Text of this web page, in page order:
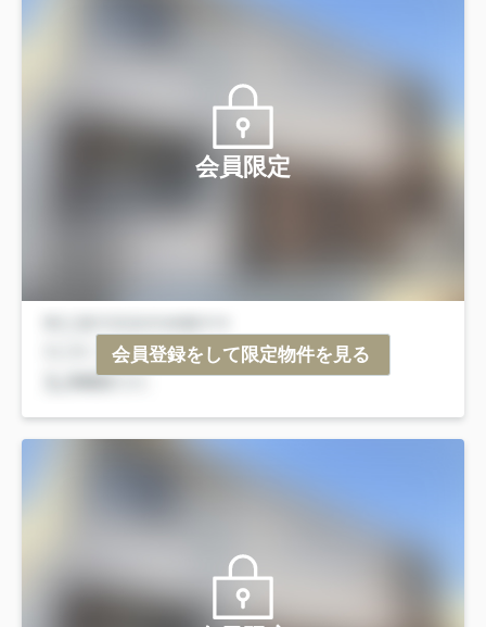
会員限定
会員登録をして限定物件を見る